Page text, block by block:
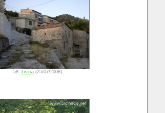
58. Liscia (25/07/2008)